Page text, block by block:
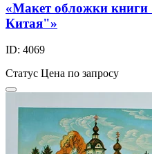
«Макет обложки
Китая"»
ID: 4069
Статус Цена по запросу